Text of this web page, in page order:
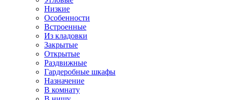
Низкие
Особенности
Встроенные
Из кладовки
Закрытые
Открытые
Раздвижные
Гардеробные шкафы
Назначение
В комнату